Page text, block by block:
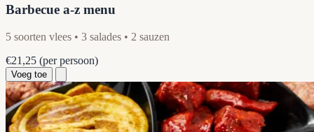
Barbecue a-z menu
5 soorten vlees • 3 salades • 2 sauzen
€21,25 (per persoon)
Voeg toe